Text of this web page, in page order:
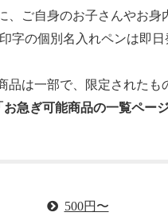
、ご自身のお子さんやお
字の個別名入れペンは即
は一部で、限定されたも
お急ぎ可能商品の一覧ページ
500円〜